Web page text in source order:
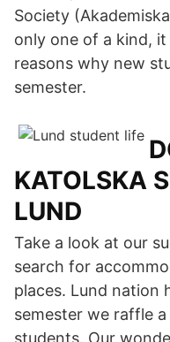
Society
only one of a kind,
reasons why new
semester.
KATOLSKA
LUND
Take a look at our
search for
places. Lund nation
semester we raffle
students. Our